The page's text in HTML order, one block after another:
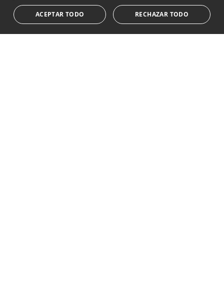
Suscribirse
Acepto elpolítica de privacidad
ACEPTAR TODO RECHAZAR TODO